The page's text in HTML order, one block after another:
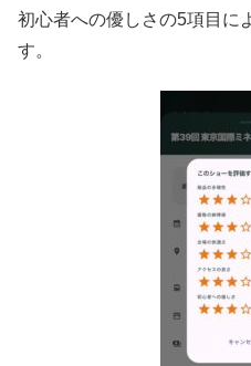
初心者への優しさの5項目に
す。